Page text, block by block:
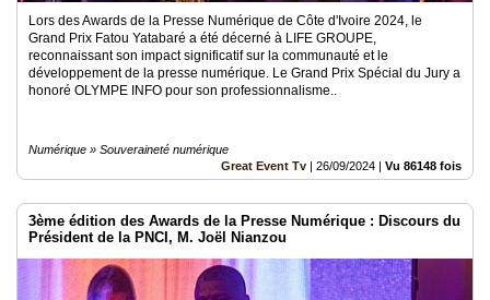
Lors des Awards de la Presse Numérique de Côte d'Ivoire 2024, le
Grand Prix Fatou Yatabaré a été décerné à LIFE GROUPE,
reconnaissant son impact significatif sur la communauté et le
développement de la presse numérique. Le Grand Prix Spécial du Jury a
honoré OLYMPE INFO pour son professionnalisme..
Numérique » Souveraineté numérique
Great Event Tv | 26/09/2024 | Vu 86148 fois
3ème édition des Awards de la Presse Numérique : Discours du
Président de la PNCI, M. Joël Nianzou